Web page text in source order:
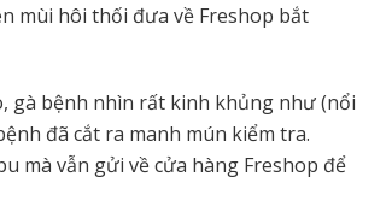
mùi hôi thối đưa về Freshop bắt
gà bệnh nhìn rất kinh khủng như (nổi
đã cắt ra manh mún kiểm tra.
mà vẫn gửi về cửa hàng Freshop để